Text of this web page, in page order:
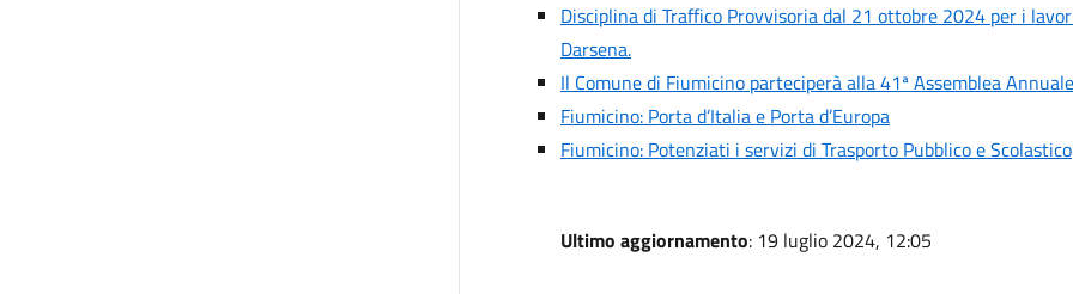
Disciplina di Traffico Provvisoria dal 21 ottobre 2024 per i
Darsena.
Il Comune di Fiumicino parteciperà alla 41ª Assemblea Annuale
Fiumicino: Porta d’Italia e Porta d’Europa
Fiumicino: Potenziati i servizi di Trasporto Pubblico e Scolastico
Ultimo aggiornamento: 19 luglio 2024, 12:05